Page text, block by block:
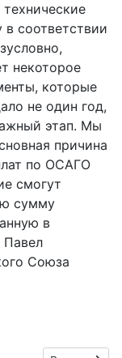
в соответствии
некоторое
которые
не один год,
этап. Мы
причина
по ОСАГО
смогут
сумму
в
Павел
Союза